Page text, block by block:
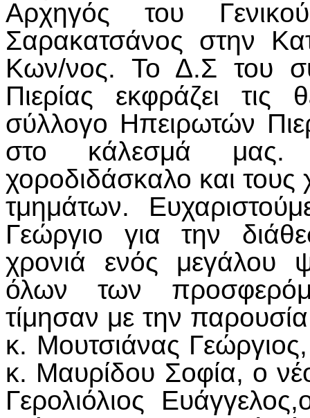
Αρχηγός του
Σαρακατσάνος στην
Κων/νος. Το Δ.Σ του
Πιερίας εκφράζει τις
σύλλογο Ηπειρωτών
στο κάλεσμά μας.
χοροδιδάσκαλο και τους
τμημάτων.
Γεώργιο για την
χρονιά ενός μεγάλου
όλων των
τίμησαν με την
κ. Μουτσιάνας Γεώργιος,
κ. Μαυρίδου Σοφία, ο
Γερολιόλιος